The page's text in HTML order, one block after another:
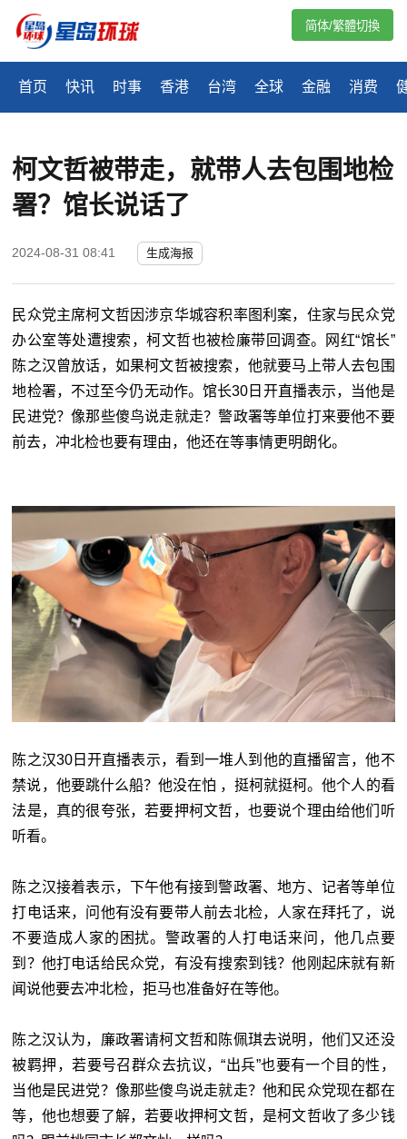
首页 快讯 时事 香港 台湾 全球 金融 消费
简体/繁體切換
柯文哲被带走，就带人去包围地检
署？馆长说话了
2024-08-31 08:41 生成海报
民众党主席柯文哲因涉京华城容积率图利案，住家与民众党
办公室等处遭搜索，柯文哲也被检廉带回调查。网红“馆长”
陈之汉曾放话，如果柯文哲被搜索，他就要马上带人去包围
地检署，不过至今仍无动作。馆长30日开直播表示，当他是
民进党？像那些傻鸟说走就走？警政署等单位打来要他不要
前去，冲北检也要有理由，他还在等事情更明朗化。
陈之汉30日开直播表示，看到一堆人到他的直播留言，他不
禁说，他要跳什么船？他没在怕 ，挺柯就挺柯。他个人的看
法是，真的很夸张，若要押柯文哲，也要说个理由给他们听
听看。
陈之汉接着表示，下午他有接到警政署、地方、记者等单位
打电话来，问他有没有要带人前去北检，人家在拜托了，说
不要造成人家的困扰。警政署的人打电话来问，他几点要
到？他打电话给民众党，有没有搜索到钱？他刚起床就有新
闻说他要去冲北检，拒马也准备好在等他。
陈之汉认为，廉政署请柯文哲和陈佩琪去说明，他们又还没
被羁押，若要号召群众去抗议，“出兵”也要有一个目的性，
当他是民进党？像那些傻鸟说走就走？他和民众党现在都在
等，他也想要了解，若要收押柯文哲，是柯文哲收了多少钱